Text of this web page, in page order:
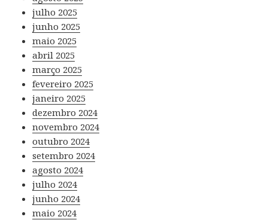
julho 2025
junho 2025
maio 2025
abril 2025
março 2025
fevereiro 2025
janeiro 2025
dezembro 2024
novembro 2024
outubro 2024
setembro 2024
agosto 2024
julho 2024
junho 2024
maio 2024